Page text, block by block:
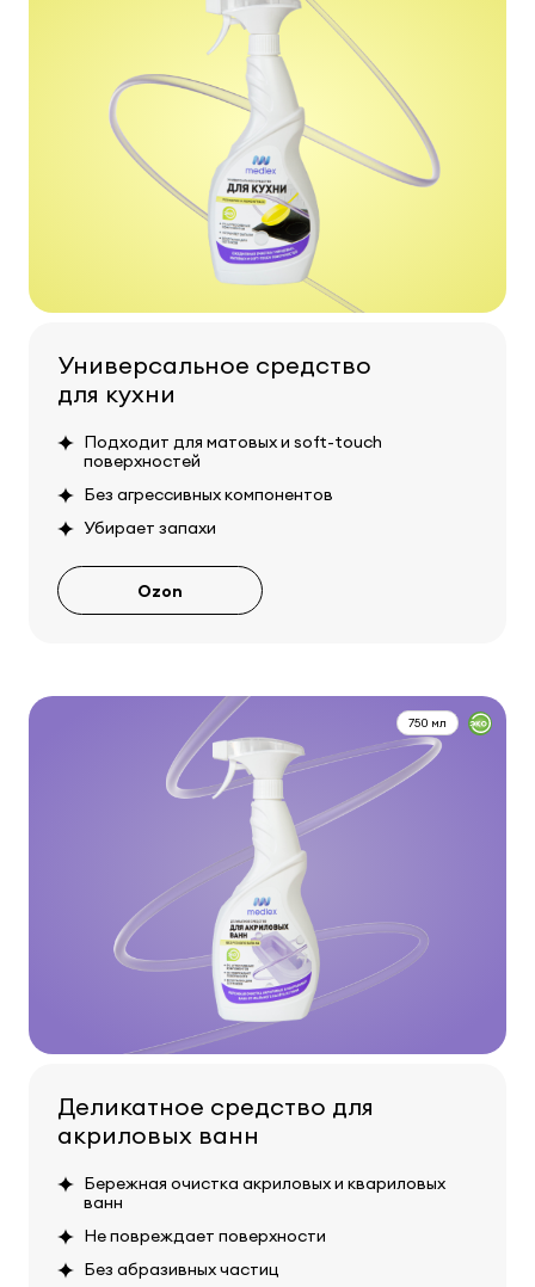
Универсальное средство
для кухни
Подходит для матовых и soft-touch
поверхностей
Без агрессивных компонентов
Убирает запахи
Ozon
750 мл
Деликатное средство для
акриловых ванн
Бережная очистка акриловых и квариловых
ванн
Не повреждает поверхности
Без абразивных частиц